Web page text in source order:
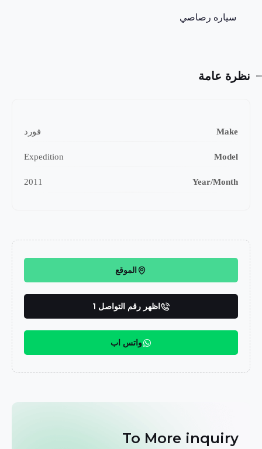
سياره رصاصي
نظرة عامة
Make فورد
Model
Expedition
Year/Month
2011
الموقع
اظهر رقم التواصل 1
واتس اب
To More inquiry